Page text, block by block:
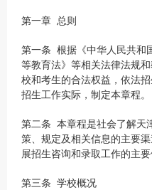
第一章 总则
第一条 根据《中华人民共和
等教育法》等相关法律法规
校和考生的合法权益，依法
招生工作实际，制定本章程。
第二条 本章程是社会了解天
策、规定及相关信息的主要
展招生咨询和录取工作的主要
第三条 学校概况